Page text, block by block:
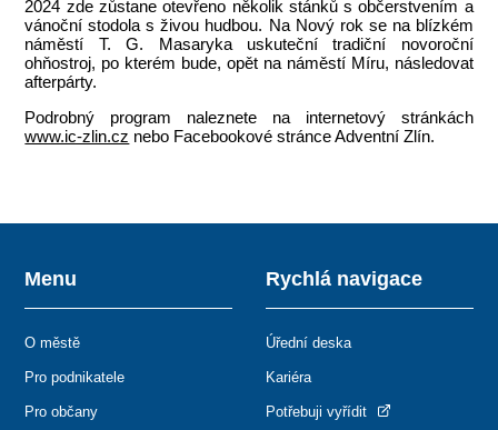
2024 zde zůstane otevřeno několik stánků s občerstvením a
vánoční stodola s živou hudbou. Na Nový rok se na blízkém
náměstí T. G. Masaryka uskuteční tradiční novoroční
ohňostroj, po kterém bude, opět na náměstí Míru, následovat
afterpárty.
Podrobný program naleznete na internetový stránkách
www.ic-zlin.cz nebo Facebookové stránce Adventní Zlín.
Menu
O městě
Pro podnikatele
Pro občany
Rychlá navigace
Úřední deska
Kariéra
Potřebuji vyřídit